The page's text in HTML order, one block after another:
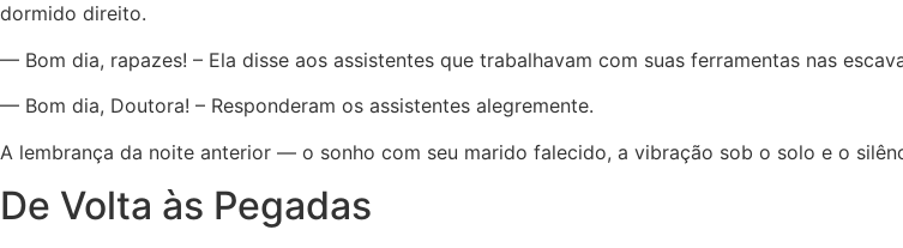
dormido direito.
— Bom dia, rapazes! – Ela disse aos assistentes que trabalhavam com suas ferramentas nas
— Bom dia, Doutora! – Responderam os assistentes alegremente.
A lembrança da noite anterior — o sonho com seu marido falecido, a vibração sob o solo e o
De Volta às Pegadas